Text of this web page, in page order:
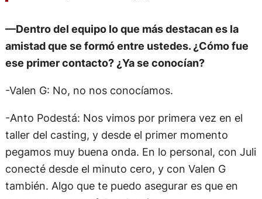
—Dentro del equipo lo que más destacan es la
amistad que se formó entre ustedes. ¿Cómo fue
ese primer contacto? ¿Ya se conocían?
-Valen G: No, no nos conocíamos.
-Anto Podestá: Nos vimos por primera vez en el
taller del casting, y desde el primer momento
pegamos muy buena onda. En lo personal, con Juli
conecté desde el minuto cero, y con Valen G
también. Algo que te puedo asegurar es que en